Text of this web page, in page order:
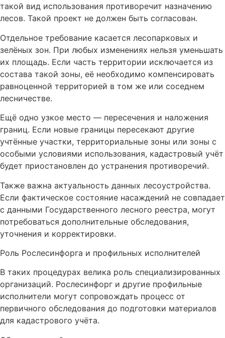
такой вид использования противоречит назначению
лесов. Такой проект не должен быть согласован.
Отдельное требование касается лесопарковых и
зелёных зон. При любых изменениях нельзя уменьшать
их площадь. Если часть территории исключается из
состава такой зоны, её необходимо компенсировать
равноценной территорией в том же или соседнем
лесничестве.
Ещё одно узкое место — пересечения и наложения
границ. Если новые границы пересекают другие
учтённые участки, территориальные зоны или зоны с
особыми условиями использования, кадастровый учёт
будет приостановлен до устранения противоречий.
Также важна актуальность данных лесоустройства.
Если фактическое состояние насаждений не совпадает
с данными Государственного лесного реестра, могут
потребоваться дополнительные обследования,
уточнения и корректировки.
Роль Рослесинфорга и профильных исполнителей
В таких процедурах велика роль специализированных
организаций. Рослесинфорг и другие профильные
исполнители могут сопровождать процесс от
первичного обследования до подготовки материалов
для кадастрового учёта.